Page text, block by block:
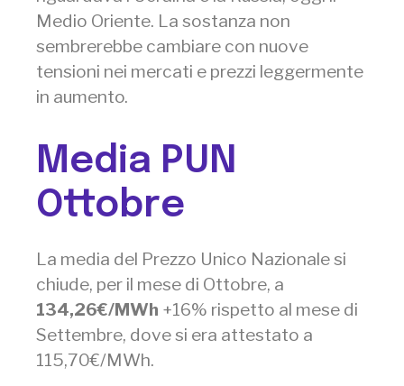
Medio Oriente. La sostanza non
sembrerebbe cambiare con nuove
tensioni nei mercati e prezzi leggermente
in aumento.
Media PUN
Ottobre
La media del Prezzo Unico Nazionale si
chiude, per il mese di Ottobre, a
134,26€/MWh +16% rispetto al mese di
Settembre, dove si era attestato a
115,70€/MWh.